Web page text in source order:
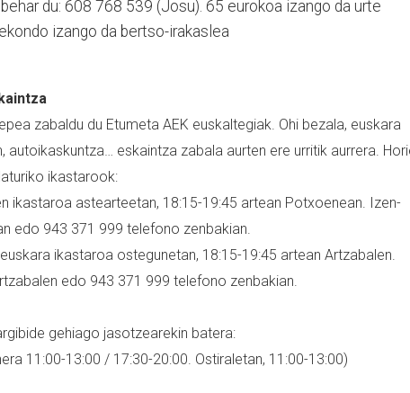
du: 608 768 539 (Josu). 65 eurokoa izango da urte
izango da bertso-irakaslea
zabaldu du Etumeta AEK euskaltegiak. Ohi bezala, euskara
autoikaskuntza… eskaintza zabala aurten ere urritik aurrera.
ikastarook:
ikastaroa astearteetan, 18:15-19:45 artean Potxoenean. Izen-
edo 943 371 999 telefono zenbakian.
ikastaroa ostegunetan, 18:15-19:45 artean Artzabalen.
edo 943 371 999 telefono zenbakian.
gehiago jasotzearekin batera:
11:00-13:00 / 17:30-20:00. Ostiraletan, 11:00-13:00)